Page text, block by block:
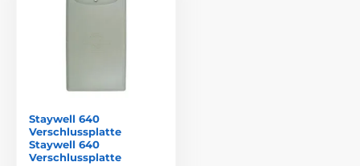
Staywell 640
Verschlussplatte
Staywell 640
Verschlussplatte